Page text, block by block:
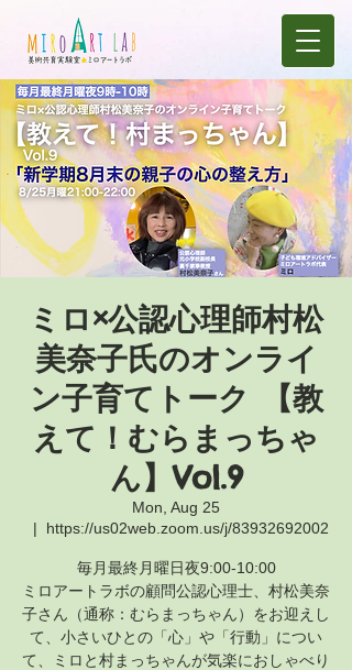
ミロ×公認心理師村松
美奈子氏のオンライ
ン子育てトーク 【教
えて！むらまっちゃ
ん】Vol.9
Mon, Aug 25
  |
https://us02web.zoom.us/j/83932692002
毎月最終月曜日夜9:00-10:00
ミロアートラボの顧問公認心理士、村松美奈
子さん（通称：むらまっちゃん）をお迎えし
て、小さいひとの「心」や「行動」につい
て、ミロと村まっちゃんが気楽におしゃべり